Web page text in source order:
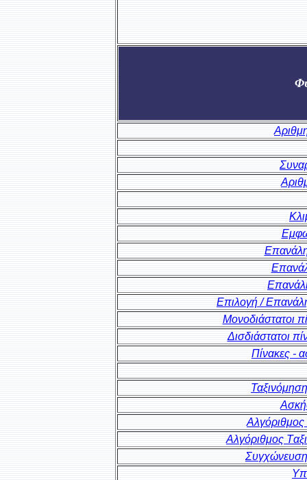
Επιλογή /
Μονοδιάστατοι
Δισδιάστατοι
Πίνακες -
Αλγόριθμος
Αλγόριθμος
Συγχώνευση